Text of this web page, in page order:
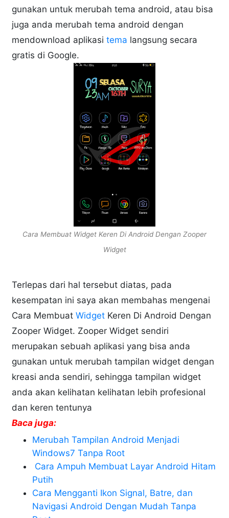
gunakan untuk merubah tema android, atau bisa
juga anda merubah tema android dengan
mendownload aplikasitema langsung secara
gratis di Google.
Cara Membuat Widget Keren Di Android Dengan Zooper
Widget
Terlepas dari hal tersebut diatas, pada
kesempatan ini saya akan membahas mengenai
Cara MembuatWidget Keren Di Android Dengan
Zooper Widget. Zooper Widget sendiri
merupakan sebuah aplikasi yang bisa anda
gunakan untuk merubah tampilan widget dengan
kreasi anda sendiri, sehingga tampilan widget
anda akan kelihatan kelihatan lebih profesional
dan keren tentunya
Baca juga:
Merubah Tampilan Android Menjadi
Windows7 Tanpa Root
Cara Ampuh Membuat Layar Android Hitam
Putih
Cara Mengganti Ikon Signal, Batre, dan
Navigasi Android Dengan Mudah Tanpa